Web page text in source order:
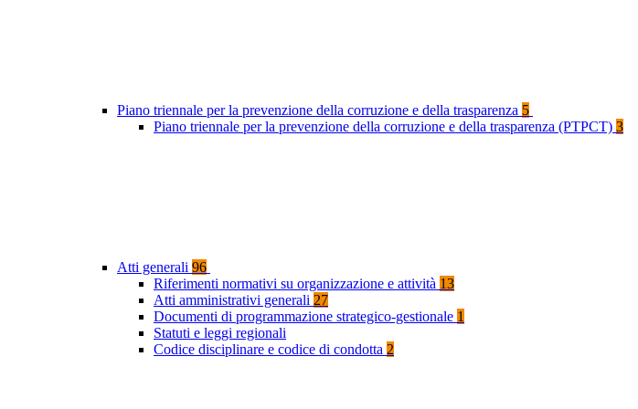
Piano triennale per la prevenzione della corruzione e della trasparenza 5
Piano triennale per la prevenzione della corruzione e della trasparenza (PTPCT) 3
Atti generali 96
Riferimenti normativi su organizzazione e attività 13
Atti amministrativi generali 27
Documenti di programmazione strategico-gestionale 1
Statuti e leggi regionali
Codice disciplinare e codice di condotta 2